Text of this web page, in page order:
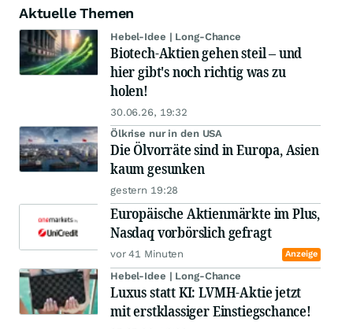
Aktuelle Themen
Hebel-Idee | Long-Chance
Biotech-Aktien gehen steil – und
hier gibt's noch richtig was zu
holen!
30.06.26, 19:32
Ölkrise nur in den USA
Die Ölvorräte sind in Europa, Asien
kaum gesunken
gestern 19:28
Europäische Aktienmärkte im Plus,
Nasdaq vorbörslich gefragt
vor 41 Minuten Anzeige
Hebel-Idee | Long-Chance
Luxus statt KI: LVMH-Aktie jetzt
mit erstklassiger Einstiegschance!